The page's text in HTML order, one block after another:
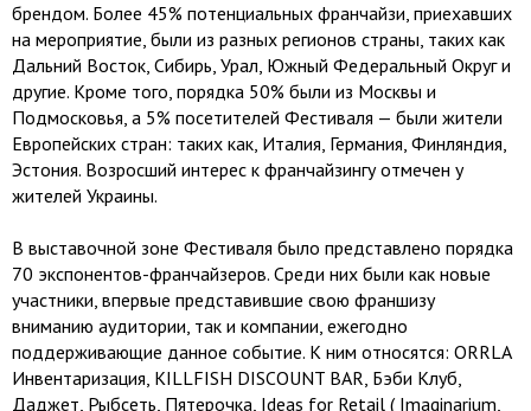
брендом. Более 45% потенциальных франчайзи, приехавших
на мероприятие, были из разных регионов страны, таких как
Дальний Восток, Сибирь, Урал, Южный Федеральный Округ и
другие. Кроме того, порядка 50% были из Москвы и
Подмосковья, а 5% посетителей Фестиваля — были жители
Европейских стран: таких как, Италия, Германия, Финляндия,
Эстония. Возросший интерес к франчайзингу отмечен у
жителей Украины.
В выставочной зоне Фестиваля было представлено порядка
70 экспонентов-франчайзеров. Среди них были как новые
участники, впервые представившие свою франшизу
вниманию аудитории, так и компании, ежегодно
поддерживающие данное событие. К ним относятся: ORRLA
Инвентаризация, KILLFISH DISCOUNT BAR, Бэби Клуб,
Даджет, Рыбсеть, Пятерочка, Ideas for Retail ( Imaginarium,